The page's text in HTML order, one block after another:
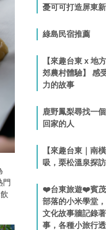
門
憂可可打造屏東
綠島民宿推薦
【來趣台東 x 地
郊農村體驗】 感
力的故事
鹿野鳳梨尋找一
回家的人
【來趣台東｜南
吸，栗松溫泉探訪
❤️台東旅遊❤️賓茂
部落的小米學堂
文化故事牆記錄
事，各種小旅行